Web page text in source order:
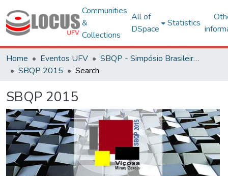
Communities
&
Collections
All of
DSpace
Statistics
Home Eventos UFV
SBQP - Simpósio Brasileiro de Qualidade do Projeto no Ambiente Construído
SBQP 2015
Search
SBQP 2015